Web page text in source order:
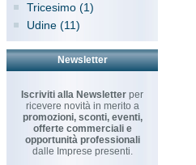
Tricesimo (1)
Udine (11)
Newsletter
Iscriviti alla Newsletter per
ricevere novità in merito a
promozioni, sconti, eventi,
offerte commerciali e
opportunità professionali
dalle Imprese presenti.